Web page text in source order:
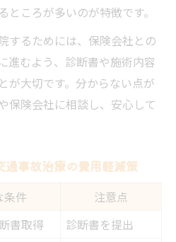
ころが多いのが特徴です。
するためには、保険会社との
進むよう、診断書や施術内容
が大切です。分からない点が
保険会社に相談し、安心して
通事故治療の費用軽減策
条件
注意点
書取得
診断書を提出